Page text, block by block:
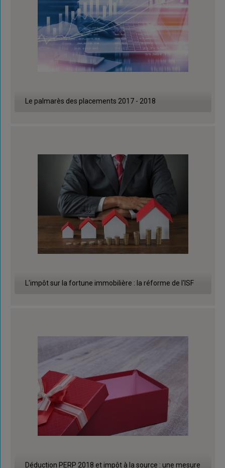
Le palmarès des placements 2017 - 2018
L'impôt sur la fortune immobilière : la réforme de l'ISF
Déduction PERP 2018 et impôt à la source : une mesure